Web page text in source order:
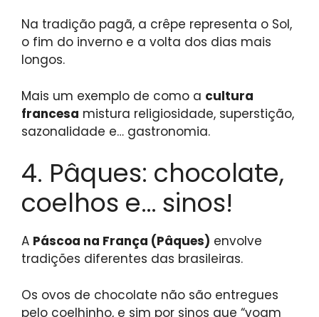
Na tradição pagã, a crêpe representa o Sol,
o fim do inverno e a volta dos dias mais
longos.
Mais um exemplo de como a cultura
francesa mistura religiosidade, superstição,
sazonalidade e… gastronomia.
4. Pâques: chocolate,
coelhos e… sinos!
A Páscoa na França (Pâques) envolve
tradições diferentes das brasileiras.
Os ovos de chocolate não são entregues
pelo coelhinho, e sim por sinos que “voam